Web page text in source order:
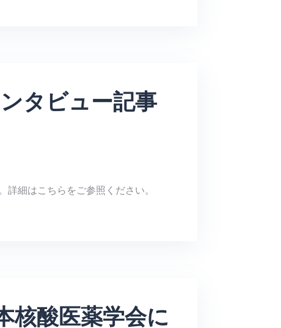
タビュー記事
細はこちらをご参照ください。
核酸医薬学会に